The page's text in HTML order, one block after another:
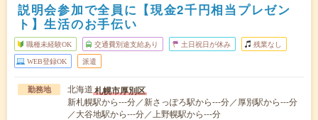
説明会参加で全員に【現金2千円相当プレゼン
ト】生活のお手伝い
職種未経験OK 交通費別途支給あり 土日祝日が休み 残業なし
WEB登録OK 派遣
勤務地 北海道札幌市厚別区
新札幌駅から---分／新さっぽろ駅から---分／厚別駅から---分
／大谷地駅から---分／上野幌駅から---分